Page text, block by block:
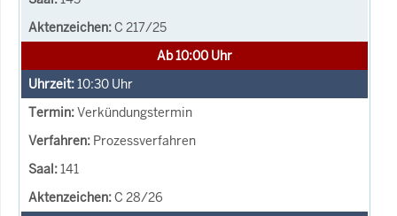
C 217/25
Ab 10:00 Uhr
10:30 Uhr
Verkündungstermin
Prozessverfahren
141
C 28/26